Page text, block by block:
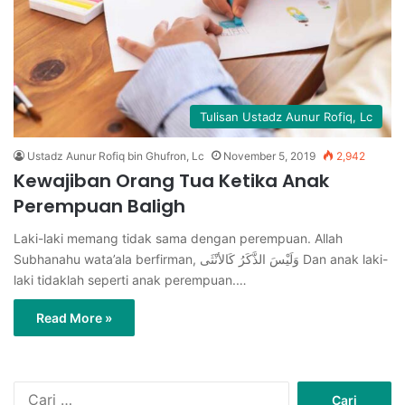
Tulisan Ustadz Aunur Rofiq, Lc
Ustadz Aunur Rofiq bin Ghufron, Lc November 5, 2019 2,942
Kewajiban Orang Tua Ketika Anak
Perempuan Baligh
Laki-laki memang tidak sama dengan perempuan. Allah
Subhanahu wata’ala berfirman, وَلَيْسَ الذَّكَرُ كَالأنْثَى Dan anak laki-
laki tidaklah seperti anak perempuan.…
Read More »